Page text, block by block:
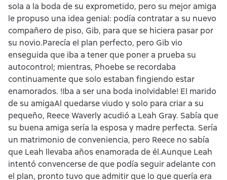
sola a la boda de su exprometido, pero su mejor amiga
le propuso una idea genial: podía contratar a su nuevo
compañero de piso, Gib, para que se hiciera pasar por
su novio.Parecía el plan perfecto, pero Gib vio
enseguida que iba a tener que poner a prueba su
autocontrol; mientras, Phoebe se recordaba
continuamente que solo estaban fingiendo estar
enamorados. !Iba a ser una boda inolvidable! El marido
de su amigaAl quedarse viudo y solo para criar a su
pequeño, Reece Waverly acudió a Leah Gray. Sabía que
su buena amiga sería la esposa y madre perfecta. Sería
un matrimonio de conveniencia, pero Reece no sabía
que Leah llevaba años enamorada de él.Aunque Leah
intentó convencerse de que podía seguir adelante con
el plan, pronto tuvo que admitir que lo que quería era